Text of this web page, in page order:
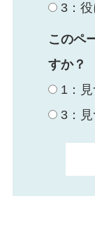
3：
このペ
すか？
1：
3：